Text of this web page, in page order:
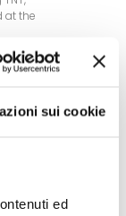
sui cookie
ed
at the